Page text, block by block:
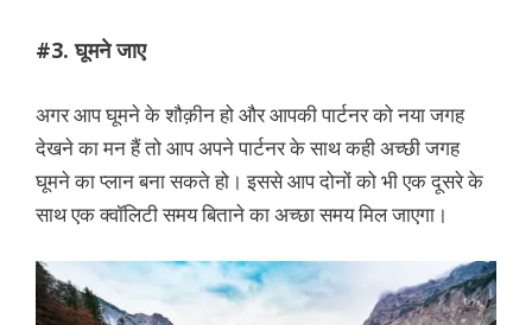
#3. घूमने जाए
अगर आप घूमने के शौक़ीन हो और आपकी पार्टनर को नया जगह
देखने का मन हैं तो आप अपने पार्टनर के साथ कही अच्छी जगह
घूमने का प्लान बना सकते हो। इससे आप दोनों को भी एक दूसरे के
साथ एक क्वॉलिटी समय बिताने का अच्छा समय मिल जाएगा।